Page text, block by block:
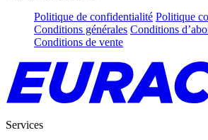
Politique de confidentialité Politique
Conditions générales Conditions
Conditions de vente
Services